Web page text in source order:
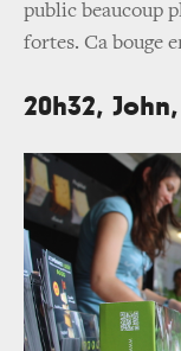
public beaucoup
fortes. Ca bouge
20h32,